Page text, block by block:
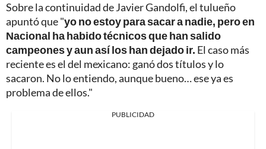
Sobre la continuidad de Javier Gandolfi, el tulueño
apuntó que "yo no estoy para sacar a nadie, pero en
Nacional ha habido técnicos que han salido
campeones y aun así los han dejado ir. El caso más
reciente es el del mexicano: ganó dos títulos y lo
sacaron. No lo entiendo, aunque bueno… ese ya es
problema de ellos."
PUBLICIDAD